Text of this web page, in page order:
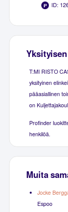
ID:
T:MI RISTO
yksityinen
pääasiallinen
on
Profinder
henkilöä.
Muita
Jocke
Espoo